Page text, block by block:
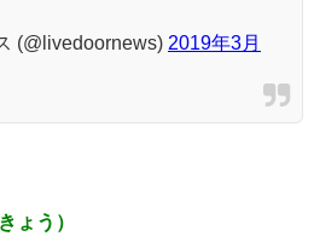
(@livedoornews) 2019年3月
ょう）